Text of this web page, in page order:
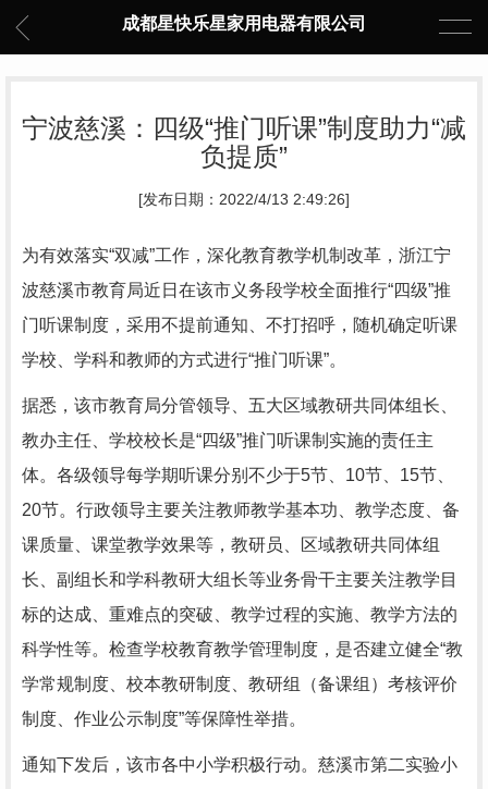
成都星快乐星家用电器有限公司
宁波慈溪：四级“推门听课”制度助力“减
负提质”
[发布日期：2022/4/13 2:49:26]
为有效落实“双减”工作，深化教育教学机制改革，浙江宁
波慈溪市教育局近日在该市义务段学校全面推行“四级”推
门听课制度，采用不提前通知、不打招呼，随机确定听课
学校、学科和教师的方式进行“推门听课”。
据悉，该市教育局分管领导、五大区域教研共同体组长、
教办主任、学校校长是“四级”推门听课制实施的责任主
体。各级领导每学期听课分别不少于5节、10节、15节、
20节。行政领导主要关注教师教学基本功、教学态度、备
课质量、课堂教学效果等，教研员、区域教研共同体组
长、副组长和学科教研大组长等业务骨干主要关注教学目
标的达成、重难点的突破、教学过程的实施、教学方法的
科学性等。检查学校教育教学管理制度，是否建立健全“教
学常规制度、校本教研制度、教研组（备课组）考核评价
制度、作业公示制度”等保障性举措。
通知下发后，该市各中小学积极行动。慈溪市第二实验小